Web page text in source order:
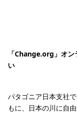
「Change.org」オ
い
パタゴニア日本支社
もに、日本の川に自